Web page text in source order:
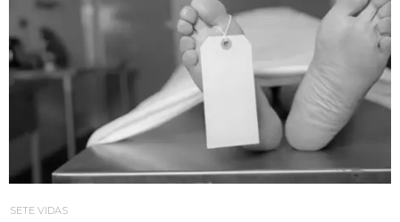
SETE VIDAS